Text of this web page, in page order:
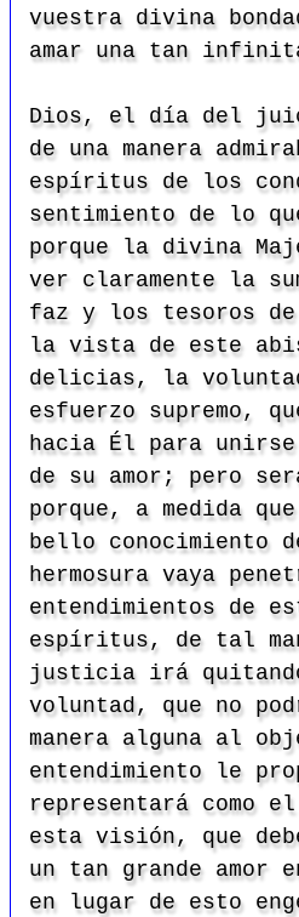
vuestra divina
amar una tan
Dios, el día del
de una manera
espíritus de los
sentimiento de lo
porque la divina
ver claramente la
faz y los tesoros
la vista de este
delicias, la
esfuerzo supremo,
hacia Él para
de su amor; pero
porque, a medida
bello conocimiento
hermosura vaya
entendimientos de
espíritus, de tal
justicia irá
voluntad, que no
manera alguna al
entendimiento le
representará como
esta visión, que
un tan grande amor
en lugar de esto